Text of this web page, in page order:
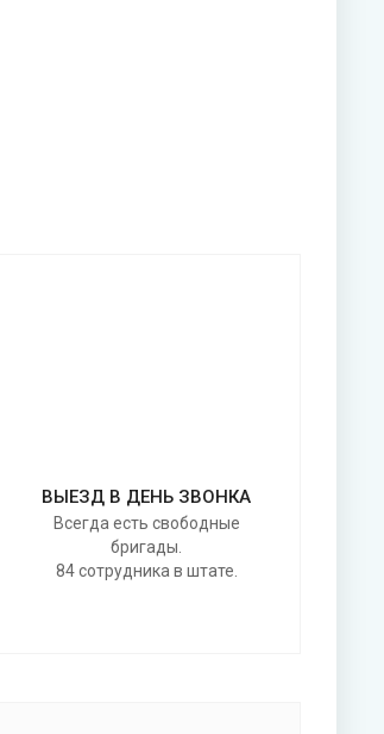
ВЫЕЗД В ДЕНЬ ЗВОНКА
Всегда есть свободные
бригады.
84 сотрудника в штате.